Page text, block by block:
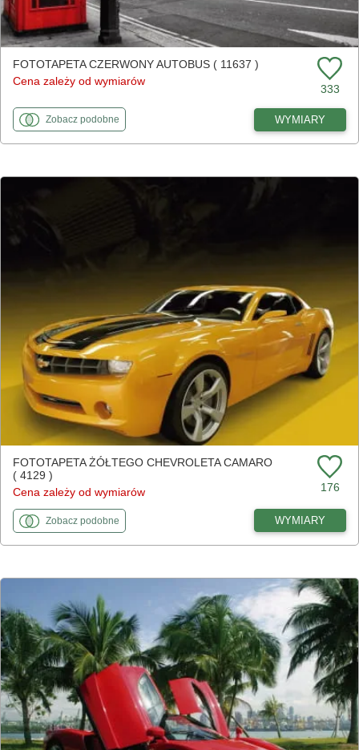
FOTOTAPETA CZERWONY AUTOBUS ( 11637 )
Cena zależy od wymiarów
333
Zobaczfototapety
podobnedo Czerwony autobus WYMIARY
FOTOTAPETA ŻÓŁTEGO CHEVROLETA CAMARO
( 4129 )
Cena zależy od wymiarów
176
Zobaczfototapety
podobnedo Żółtego Chevroleta Camaro WYMIARY